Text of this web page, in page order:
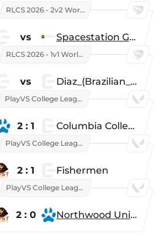
RLCS 2026 - 2v2 World Championship
vs Spacestation Gaming
RLCS 2026 - 1v1 World Championship
vs Diaz_(Brazilian_Player)
PlayVS College League 2025: Fall
2 : 1 Columbia College
PlayVS College League 2025: Fall
2 : 1 Fishermen
PlayVS College League 2025: Fall
2 : 0 Northwood University